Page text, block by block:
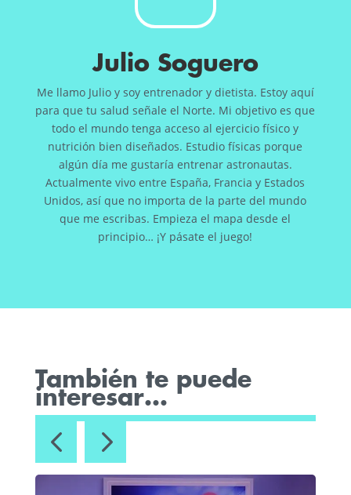
Julio Soguero
Me llamo Julio y soy entrenador y dietista. Estoy aquí
para que tu salud señale el Norte. Mi objetivo es que
todo el mundo tenga acceso al ejercicio físico y
nutrición bien diseñados. Estudio físicas porque
algún día me gustaría entrenar astronautas.
Actualmente vivo entre España, Francia y Estados
Unidos, así que no importa de la parte del mundo
que me escribas. Empieza el mapa desde el
principio… ¡Y pásate el juego!
También te puede
interesar…